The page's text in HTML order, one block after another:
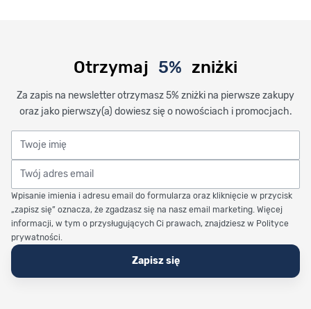
Otrzymaj 5% zniżki
Za zapis na newsletter otrzymasz 5% zniżki na pierwsze zakupy
oraz jako pierwszy(a) dowiesz się o nowościach i promocjach.
Twoje imię
Twój adres email
Wpisanie imienia i adresu email do formularza oraz kliknięcie w przycisk
„zapisz się” oznacza, że zgadzasz się na nasz email marketing. Więcej
informacji, w tym o przysługujących Ci prawach, znajdziesz w Polityce
prywatności.
Zapisz się